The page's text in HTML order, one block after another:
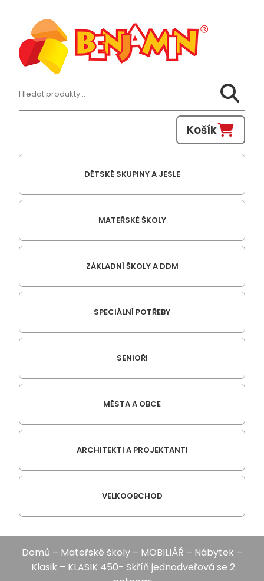
Hledat:
Košík
DĚTSKÉ SKUPINY A JESLE
MATEŘSKÉ ŠKOLY
ZÁKLADNÍ ŠKOLY A DDM
SPECIÁLNÍ POTŘEBY
SENIOŘI
MĚSTA A OBCE
ARCHITEKTI A PROJEKTANTI
VELKOOBCHOD
Domů – Mateřské školy – MOBILIÁŘ – Nábytek –
Klasik – KLASIK 450- Skříň jednodveřová se 2